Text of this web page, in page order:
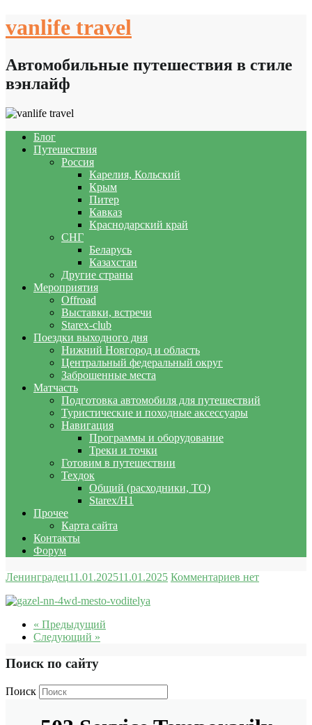
to
vanlife travel
Автомобильные путешествия в стиле
вэнлайф
Блог
Путешествия
Россия
Карелия, Кольский
Крым
Питер
Кавказ
Краснодарский край
СНГ
Беларусь
Казахстан
Другие страны
Мероприятия
Offroad
Выставки, встречи
Starex-club
Поездки выходного дня
Нижний Новгород и область
Центральный федеральный округ
Заброшенные места
Матчасть
Подготовка автомобиля для путешествий
Туристические и походные аксессуары
Навигация
Программы и оборудование
Треки и точки
Готовим в путешествии
Техдок
Общий (расходники, ТО)
Starex/H1
Прочее
Карта сайта
Контакты
Форум
Ленинградец11.01.202511.01.2025 Комментариев нет
« Предыдущий
Следующий »
Поиск по сайту
Поиск